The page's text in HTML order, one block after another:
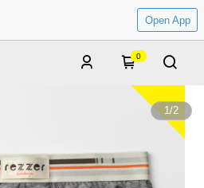
Open App
0
1/2